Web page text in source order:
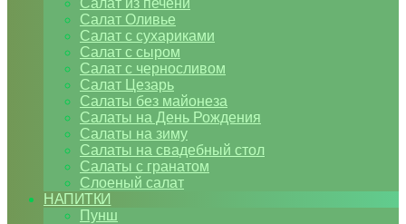
Салат из печени
Салат Оливье
Салат с сухариками
Салат с сыром
Салат с черносливом
Салат Цезарь
Салаты без майонеза
Салаты на День Рождения
Салаты на зиму
Салаты на свадебный стол
Салаты с гранатом
Слоеный салат
НАПИТКИ
Пунш